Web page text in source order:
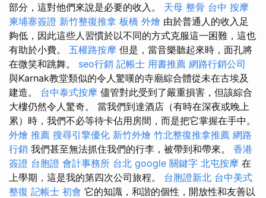
部分，這對他們來說是必要的收入。 天母 整骨 台中 按摩
柬埔寨簽證 新竹整復推拿 板橋 外燴 由於普通人的收入足
夠低，因此這些人習慣於以不同的方式克服這一困難，這也
有助於小費。 五權路按摩 但是，當音樂聽起來時，面孔將
在微笑和跳舞。 seo行銷 記帳士 用書推薦 網路行銷公司
與Karnak教堂類似的令人驚嘆的寺廟綜合體從未在古埃及
建造。 台中泰式按摩 儘管對此受到了嚴重損害，但該綜合
大樓仍然令人驚奇。 當我們到達酒店（有時在深夜或晚上
累）時，我們不必等待卡佔用房間，而是把它掌握在手中。
外燴 推薦 搜尋引擎優化 新竹外燴 竹北整復推拿推薦 網路
行銷 我們甚至無法抓住我們的行李，被帶到和帶來。 香港
簽證 台胞證 會計事務所 台北 google 關鍵字 北屯按摩 在
上學期，這是我的第四次公司旅程。 台胞證新北 台中美式
整復 記帳士 初會 它的知識，和諧的個性，開放性和友善以